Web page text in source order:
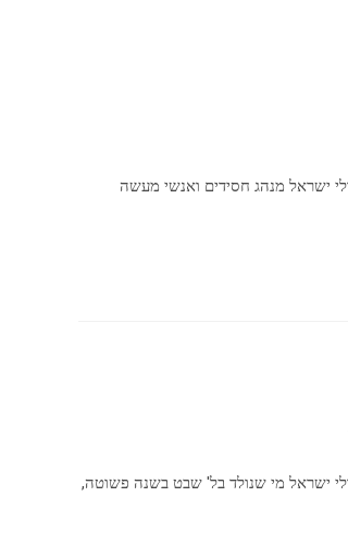
ישראל מנהג חסידים ואנשי מעשה
ישראל מי שנולד בל' שבט בשנה פשוטה,